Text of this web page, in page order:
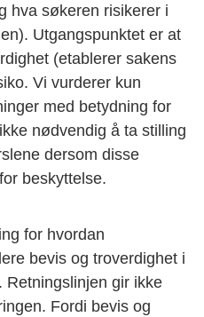
hva søkeren risikerer i
Utgangspunktet er at
(etablerer sakens
Vi vurderer kun
med betydning for
nødvendig å ta stilling
dersom disse
beskyttelse.
for hvordan
bevis og troverdighet i
Retningslinjen gir ikke
Fordi bevis og